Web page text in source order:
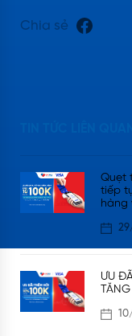
Chia sẻ
Quẹt
tiếp
hàng
ƯU